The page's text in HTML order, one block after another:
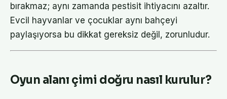
bırakmaz; aynı zamanda pestisit ihtiyacını azaltır.
Evcil hayvanlar ve çocuklar aynı bahçeyi
paylaşıyorsa bu dikkat gereksiz değil, zorunludur.
Oyun alanı çimi doğru nasıl kurulur?